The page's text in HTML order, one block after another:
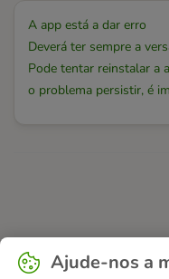
A app está a dar erro
Deverá ter sempre a
Pode tentar reinstalar
o problema persistir, é
Ajude-nos a